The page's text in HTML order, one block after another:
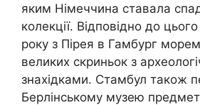
яким Німеччина ставала
колекції. Відповідно до
року з Пірея в Гамбург
великих скриньок з
знахідками. Стамбул також
Берлінському музею